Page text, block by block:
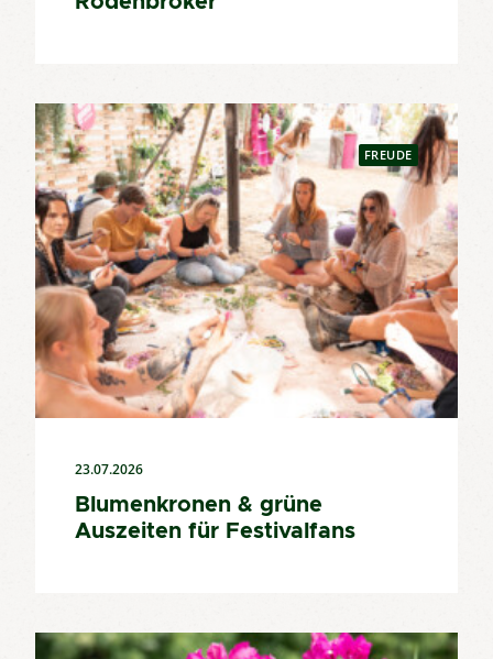
FREUDE
23.07.2026
Blumenkronen & grüne
Auszeiten für Festivalfans